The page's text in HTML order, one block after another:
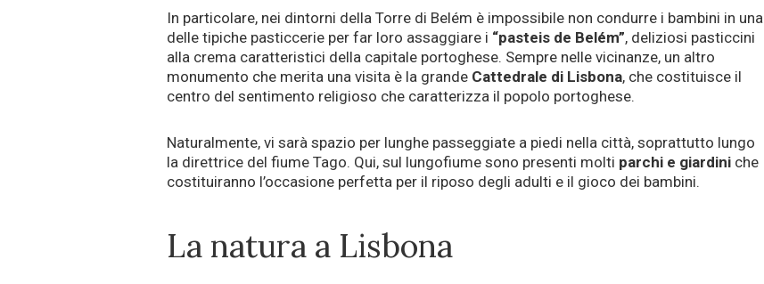
In particolare, nei dintorni della Torre di Belém è impossibile non condurre i bambini in una
delle tipiche pasticcerie per far loro assaggiare i “pasteis de Belém”, deliziosi pasticcini
alla crema caratteristici della capitale portoghese. Sempre nelle vicinanze, un altro
monumento che merita una visita è la grande Cattedrale di Lisbona, che costituisce il
centro del sentimento religioso che caratterizza il popolo portoghese.
Naturalmente, vi sarà spazio per lunghe passeggiate a piedi nella città, soprattutto lungo
la direttrice del fiume Tago. Qui, sul lungofiume sono presenti molti parchi e giardini che
costituiranno l’occasione perfetta per il riposo degli adulti e il gioco dei bambini.
La natura a Lisbona